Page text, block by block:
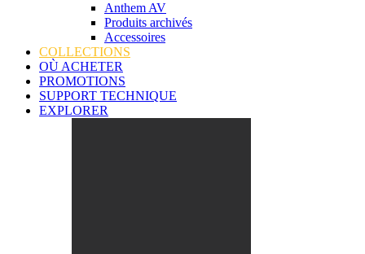
Anthem AV
Produits archivés
Accessoires
COLLECTIONS
OÙ ACHETER
PROMOTIONS
SUPPORT TECHNIQUE
EXPLORER